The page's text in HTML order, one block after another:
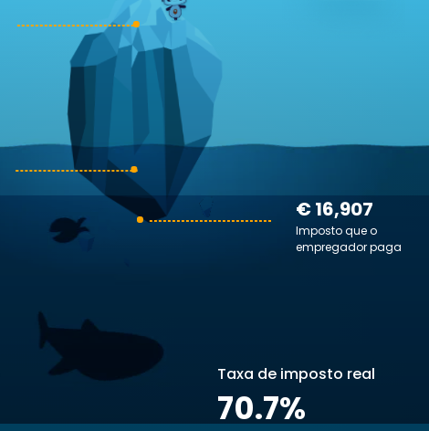
€ 16,907
Imposto que o
empregador paga
Taxa de imposto real
70.7%